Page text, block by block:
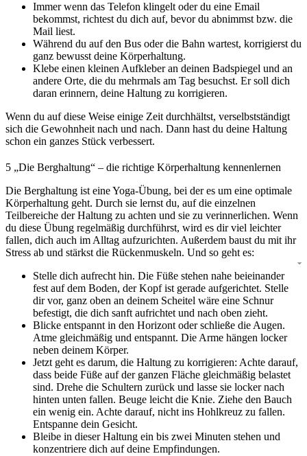
Immer wenn das Telefon klingelt oder du eine Email
bekommst, richtest du dich auf, bevor du abnimmst bzw. die
Mail liest.
Während du auf den Bus oder die Bahn wartest, korrigierst du
ganz bewusst deine Körperhaltung.
Klebe einen kleinen Aufkleber an deinen Badspiegel und an
andere Orte, die du mehrmals am Tag besuchst. Er soll dich
daran erinnern, deine Haltung zu korrigieren.
Wenn du auf diese Weise einige Zeit durchhältst, verselbstständigt
sich die Gewohnheit nach und nach. Dann hast du deine Haltung
schon ein ganzes Stück verbessert.
5 „Die Berghaltung“ – die richtige Körperhaltung kennenlernen
Die Berghaltung ist eine Yoga-Übung, bei der es um eine optimale
Körperhaltung geht. Durch sie lernst du, auf die einzelnen
Teilbereiche der Haltung zu achten und sie zu verinnerlichen. Wenn
du diese Übung regelmäßig durchführst, wird es dir viel leichter
fallen, dich auch im Alltag aufzurichten. Außerdem baust du mit ihr
Stress ab und stärkst die Rückenmuskeln. Und so geht es:
Stelle dich aufrecht hin. Die Füße stehen nahe beieinander
fest auf dem Boden, der Kopf ist gerade aufgerichtet. Stelle
dir vor, ganz oben an deinem Scheitel wäre eine Schnur
befestigt, die dich sanft aufrichtet und nach oben zieht.
Blicke entspannt in den Horizont oder schließe die Augen.
Atme gleichmäßig und entspannt. Die Arme hängen locker
neben deinem Körper.
Jetzt geht es darum, die Haltung zu korrigieren: Achte darauf,
dass beide Füße auf der ganzen Fläche gleichmäßig belastet
sind. Drehe die Schultern zurück und lasse sie locker nach
hinten unten fallen. Beuge leicht die Knie. Ziehe den Bauch
ein wenig ein. Achte darauf, nicht ins Hohlkreuz zu fallen.
Entspanne dein Gesicht.
Bleibe in dieser Haltung ein bis zwei Minuten stehen und
konzentriere dich auf deine Empfindungen.